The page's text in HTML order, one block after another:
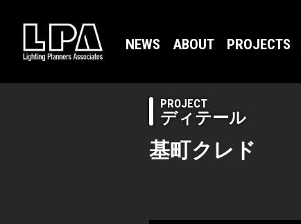
NEWS ABOUT PROJECTS
PROJECT
ディテール
基町クレド